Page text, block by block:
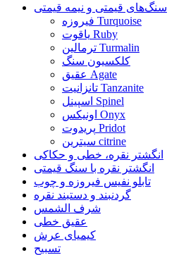
سنگ‌های قیمتی و نیمه قیمتی
فیروزه Turquoise
یاقوت Ruby
ترمالین Turmalin
کلکسیون سنگ
عقیق Agate
تانزانیت Tanzanite
اسپینل Spinel
اونیکس Onyx
پریدوت Pridot
سیترین citrine
انگشتر نقره، خطی و حکاکی
انگشتر نقره با سنگ قیمتی
تابلو نفیس فیروزه و چوب
گردنبند و دستبند نقره
شرف الشمس
عقیق خطی
کیمیای عرش
تسبیح